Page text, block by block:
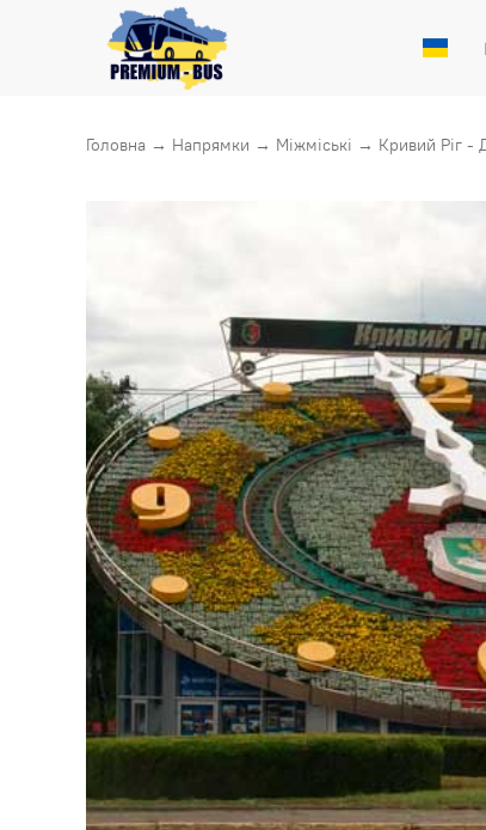
Головна → Напрямки → Міжміські → Кривий Ріг -